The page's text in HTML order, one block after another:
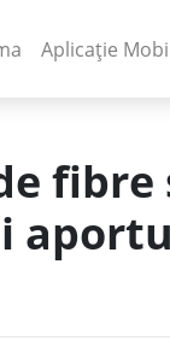
(current)
Aplicație